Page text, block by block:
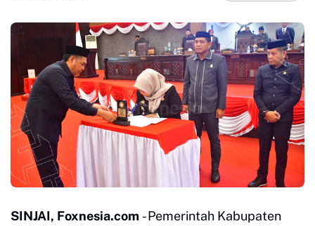
SINJAI, Foxnesia.com - Pemerintah Kabupaten